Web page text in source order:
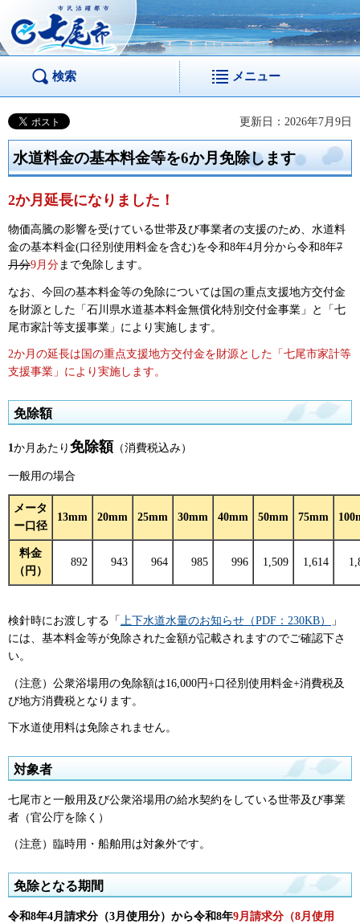
市民活躍都市 七尾
市
検索 メニュー
更新日：2026年7月9日
水道料金の基本料金等を6か月免除します
2か月延長になりました！
物価高騰の影響を受けている世帯及び事業者の支援のため、水道料
金の基本料金(口径別使用料金を含む)を令和8年4月分から令和8年7
月分9月分まで免除します。
なお、今回の基本料金等の免除については国の重点支援地方交付金
を財源とした「石川県水道基本料金無償化特別交付金事業」と「七
尾市家計等支援事業」により実施します。
2か月の延長は国の重点支援地方交付金を財源とした「七尾市家計等
支援事業」により実施します。
免除額
1 か月あたり 免除額 （消費税込み）
一般用の場合
メータ
ー口径
13mm 20mm 25mm 30mm 40mm 50mm 75mm
料金
（円）
892 943 964 985 996 1,509 1,614
検針時にお渡しする「 上下水道水量のお知らせ（PDF：230KB）
」
には、基本料金等が免除された金額が記載されますのでご確認下さ
い。
（注意）公衆浴場用の免除額は16,000円+口径別使用料金+消費税及
び地方消費税となります。
下水道使用料は免除されません。
対象者
七尾市と一般用及び公衆浴場用の給水契約をしている世帯及び事業
者（官公庁を除く）
（注意）臨時用・船舶用は対象外です。
免除となる期間
令和8年4月請求分（3月使用分）から令和8年9月請求分（8月使用